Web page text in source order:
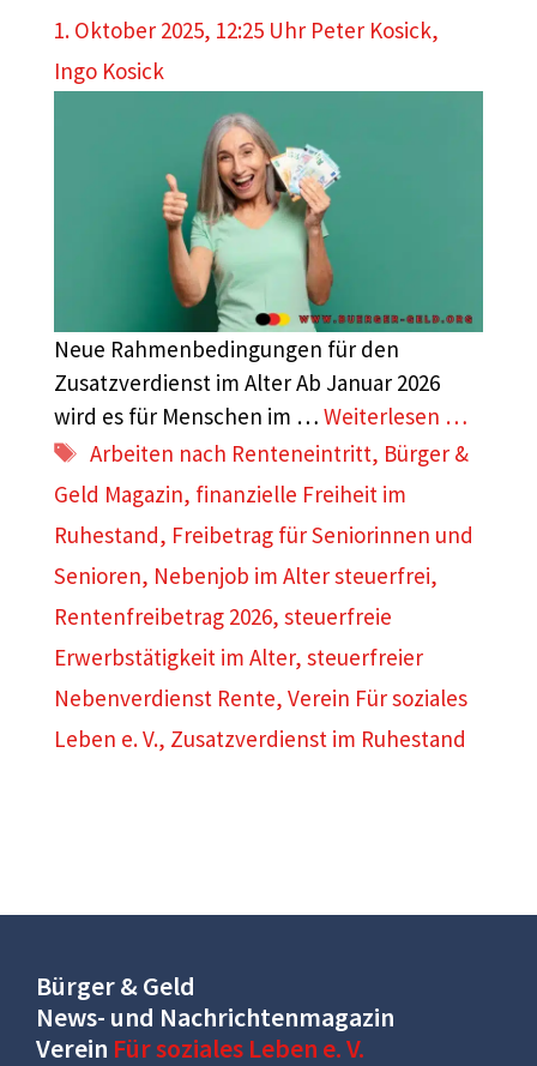
1. Oktober 2025, 12:25 Uhr Peter Kosick,
Ingo Kosick
Neue Rahmenbedingungen für den
Zusatzverdienst im Alter Ab Januar 2026
wird es für Menschen im … Weiterlesen …
Schlagwörter
Arbeiten nach Renteneintritt, Bürger &
Geld Magazin, finanzielle Freiheit im
Ruhestand, Freibetrag für Seniorinnen und
Senioren, Nebenjob im Alter steuerfrei,
Rentenfreibetrag 2026, steuerfreie
Erwerbstätigkeit im Alter, steuerfreier
Nebenverdienst Rente, Verein Für soziales
Leben e. V., Zusatzverdienst im Ruhestand
Bürger & Geld
News- und Nachrichtenmagazin
Verein Für soziales Leben e. V.